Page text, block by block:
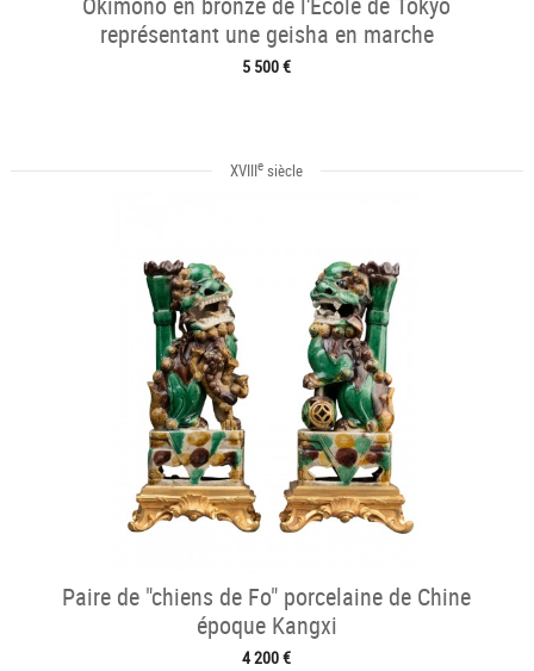
représentant une geisha en marche
5 500 €
XVIIIe siècle
Paire de "chiens de Fo" porcelaine de Chine
époque Kangxi
4 200 €